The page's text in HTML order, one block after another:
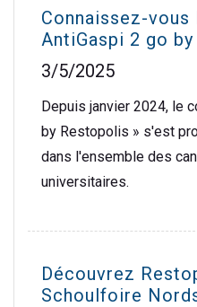
Connaissez-
AntiGaspi 2 go
3/5/2025
Depuis janvier 2024, le
by Restopolis » s'est
dans l'ensemble des
universitaires.
Découvrez
Schoulfoire